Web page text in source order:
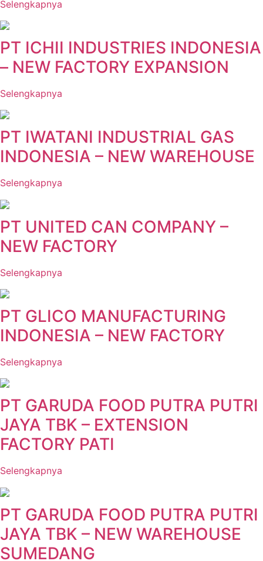
Selengkapnya
PT ICHII INDUSTRIES INDONESIA
– NEW FACTORY EXPANSION
Selengkapnya
PT IWATANI INDUSTRIAL GAS
INDONESIA – NEW WAREHOUSE
Selengkapnya
PT UNITED CAN COMPANY –
NEW FACTORY
Selengkapnya
PT GLICO MANUFACTURING
INDONESIA – NEW FACTORY
Selengkapnya
PT GARUDA FOOD PUTRA PUTRI
JAYA TBK – EXTENSION
FACTORY PATI
Selengkapnya
PT GARUDA FOOD PUTRA PUTRI
JAYA TBK – NEW WAREHOUSE
SUMEDANG